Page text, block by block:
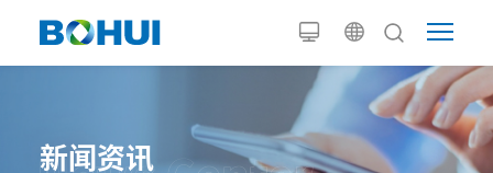
新闻资讯